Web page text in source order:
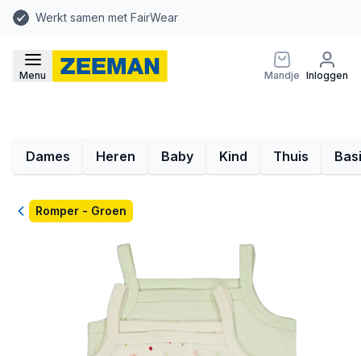
Werkt samen met FairWear
Menu Mandje Inloggen
Dames Heren Baby Kind Thuis
TerugRomper - Groen